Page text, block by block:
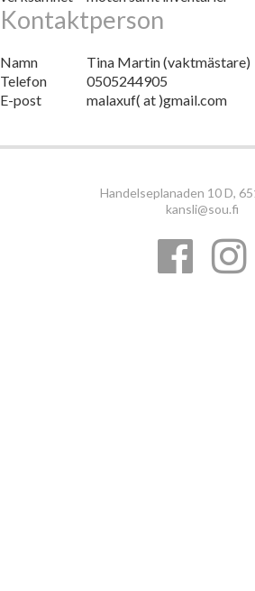
Kontaktperson
Namn
Tina Martin (vaktmästare)
Telefon
0505244905
E-post
malaxuf( at )gmail.com
Handelseplanaden 10 D,
kansli@sou.fi